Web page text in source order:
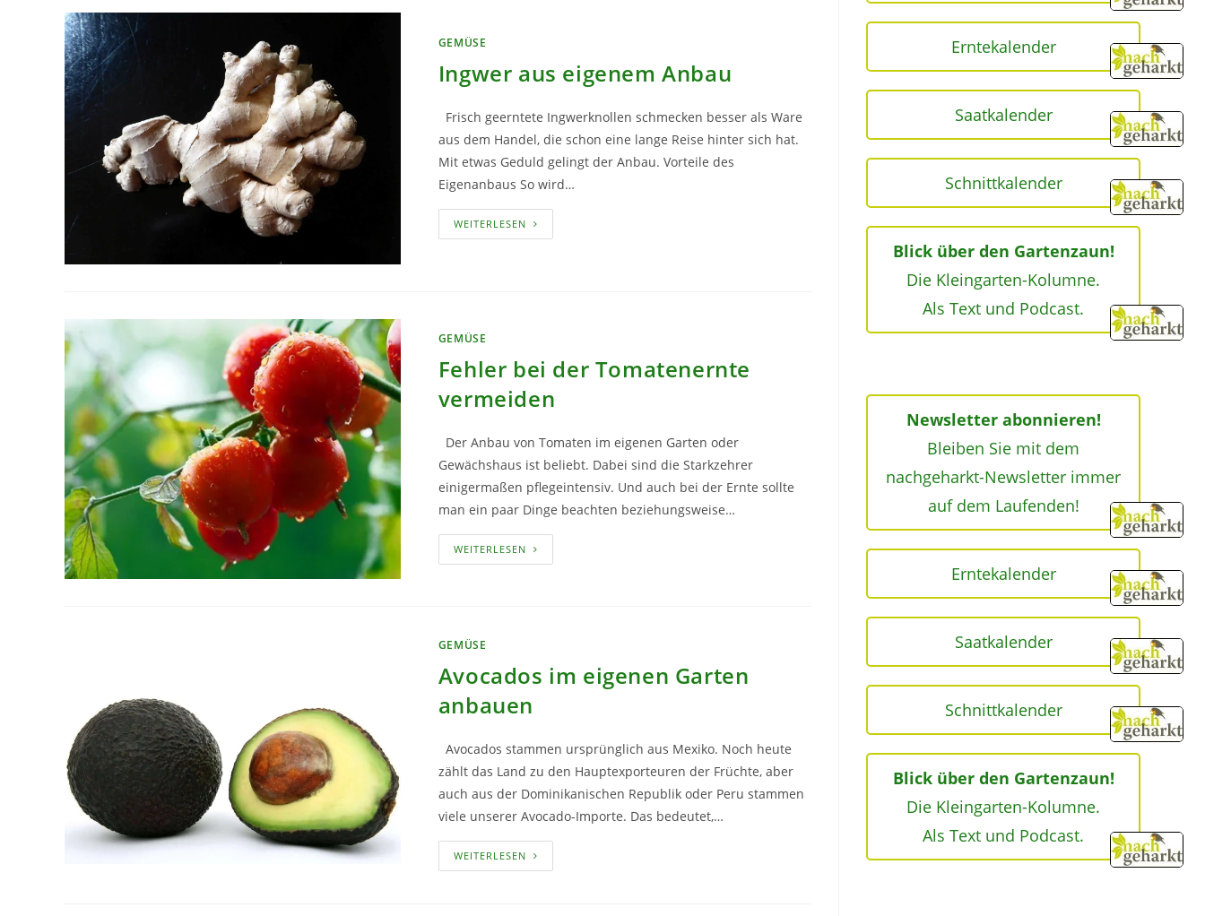
GEMÜSE
Ingwer aus eigenem Anbau
Frisch geerntete Ingwerknollen schmecken besser als Ware
aus dem Handel, die schon eine lange Reise hinter sich hat.
Mit etwas Geduld gelingt der Anbau. Vorteile des
Eigenanbaus So wird…
WEITERLESENINGWER
AUS
GEMÜSE
Fehler bei der Tomatenernte
vermeiden
Der Anbau von Tomaten im eigenen Garten oder
Gewächshaus ist beliebt. Dabei sind die Starkzehrer
einigermaßen pflegeintensiv. Und auch bei der Ernte sollte
man ein paar Dinge beachten beziehungsweise…
WEITERLESENFEHLER
BEI
GEMÜSE
Avocados im eigenen Garten
anbauen
Avocados stammen ursprünglich aus Mexiko. Noch heute
zählt das Land zu den Hauptexporteuren der Früchte, aber
auch aus der Dominikanischen Republik oder Peru stammen
viele unserer Avocado-Importe. Das bedeutet,…
WEITERLESENAVOCADOS
IM
Erntekalender
Saatkalender
Schnittkalender
Blick über den Gartenzaun!
Die Kleingarten-Kolumne.
Als Text und Podcast.
Newsletter abonnieren!
Bleiben Sie mit dem
nachgeharkt-Newsletter immer
auf dem Laufenden!
Erntekalender
Saatkalender
Schnittkalender
Blick über den Gartenzaun!
Die Kleingarten-Kolumne.
Als Text und Podcast.